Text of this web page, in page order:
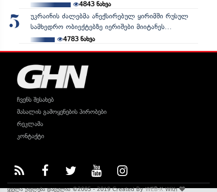
4843ნახვა
5
უკრაინის ძალებმა ანექსირებულ ყირიმში რუსულ
სამხედრო ობიექტებზე იერიშები მიიტანეს...
4783ნახვა
ჩვენს შესახებ
მასალის გამოყენების პირობები
რეკლამა
კონტაქტი
ყველა უფლება დაცულია ©2005 - 2019 Created ByWEB-XWith